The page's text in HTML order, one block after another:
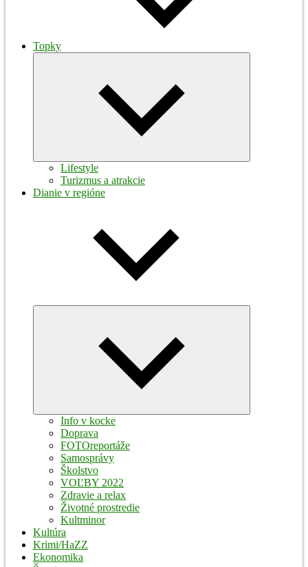
Topky
Lifestyle
Turizmus a atrakcie
Dianie v regióne
Info v kocke
Doprava
FOTOreportáže
Samosprávy
Školstvo
VOĽBY 2022
Zdravie a relax
Životné prostredie
Kultminor
Kultúra
Krimi/HaZZ
Ekonomika